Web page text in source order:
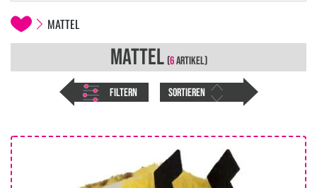
MATTEL
FILTERN
MATTEL (6ARTIKEL)
SORTIEREN